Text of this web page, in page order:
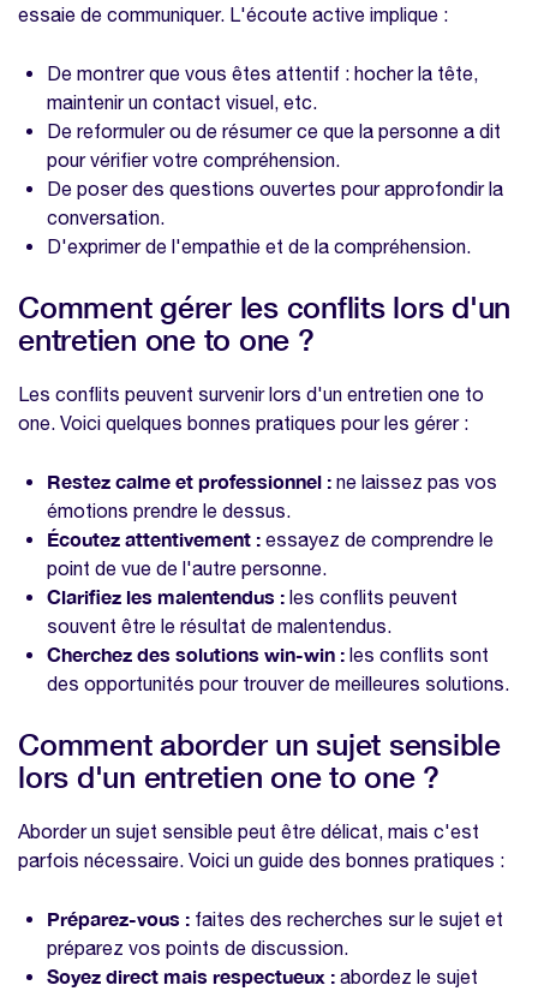
essaie de communiquer. L'écoute active implique :
De montrer que vous êtes attentif : hocher la tête,
maintenir un contact visuel, etc.
De reformuler ou de résumer ce que la personne a dit
pour vérifier votre compréhension.
De poser des questions ouvertes pour approfondir la
conversation.
D'exprimer de l'empathie et de la compréhension.
Comment gérer les conflits lors d'un
entretien one to one ?
Les conflits peuvent survenir lors d'un entretien one to
one. Voici quelques bonnes pratiques pour les gérer :
Restez calme et professionnel : ne laissez pas vos
émotions prendre le dessus.
Écoutez attentivement : essayez de comprendre le
point de vue de l'autre personne.
Clarifiez les malentendus : les conflits peuvent
souvent être le résultat de malentendus.
Cherchez des solutions win-win : les conflits sont
des opportunités pour trouver de meilleures solutions.
Comment aborder un sujet sensible
lors d'un entretien one to one ?
Aborder un sujet sensible peut être délicat, mais c'est
parfois nécessaire. Voici un guide des bonnes pratiques :
Préparez-vous : faites des recherches sur le sujet et
préparez vos points de discussion.
Soyez direct mais respectueux : abordez le sujet